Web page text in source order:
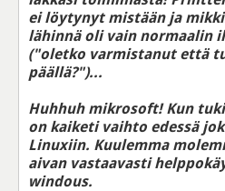
ei löytynyt mistään ja
lähinnä oli vain normaalin
("oletko varmistanut että
päällä?")...
Huhhuh mikrosoft! Kun
on kaiketi vaihto edessä
Linuxiin. Kuulemma
aivan vastaavasti
windous.